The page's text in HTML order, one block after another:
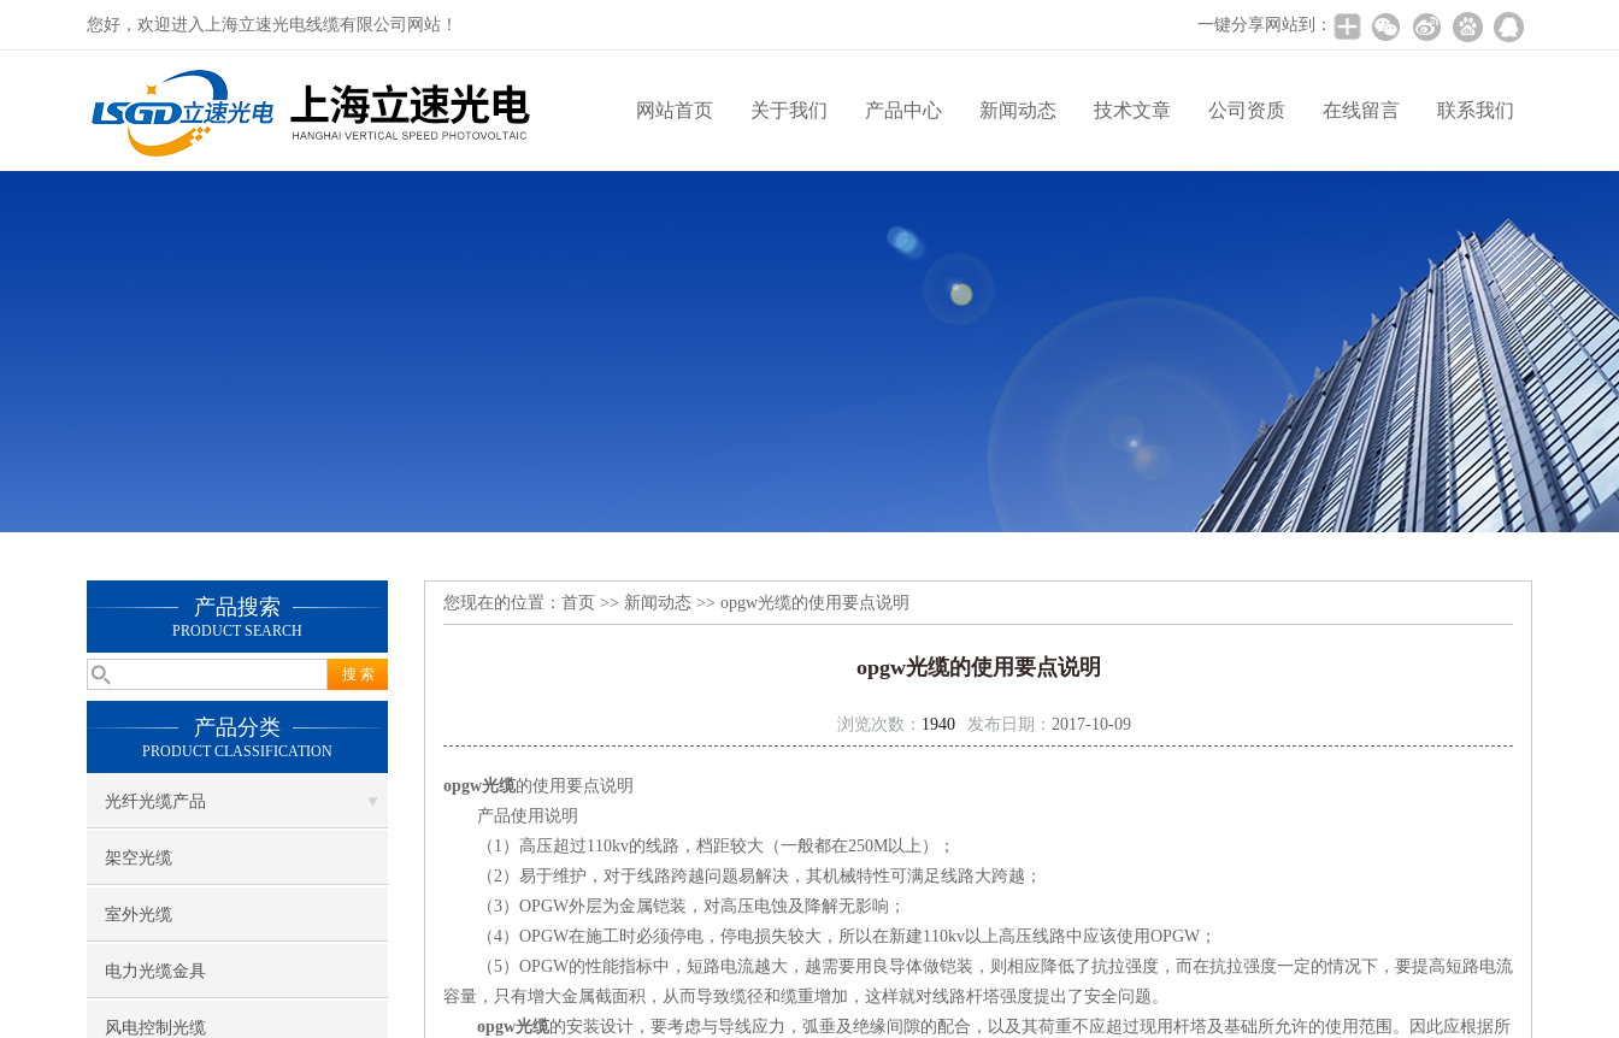
您好，欢迎进入上海立速光电线缆有限公司网站！ 一键分享网站到：
网站首页 关于我们 产品中心 新闻动态 技术文章 公司资质 在线留言 联系我们
产品搜索
PRODUCT SEARCH
产品分类
PRODUCT CLASSIFICATION
光纤光缆产品
架空光缆
室外光缆
电力光缆金具
风电控制光缆
您现在的位置： 首页 >> 新闻动态 >> opgw光缆的使用要点说明
opgw光缆的使用要点说明
浏览次数： 1940 发布日期： 2017-10-09
opgw光缆的使用要点说明
产品使用说明
（1）高压超过110kv的线路，档距较大（一般都在250M以上）；
（2）易于维护，对于线路跨越问题易解决，其机械特性可满足线路大跨越；
（3）OPGW外层为金属铠装，对高压电蚀及降解无影响；
（4）OPGW在施工时必须停电，停电损失较大，所以在新建110kv以上高压线路中应该使用OPGW；
（5）OPGW的性能指标中，短路电流越大，越需要用良导体做铠装，则相应降低了抗拉强度，而在抗拉强度一定的情况下，要提高短路电流
容量，只有增大金属截面积，从而导致缆径和缆重增加，这样就对线路杆塔强度提出了安全问题。
opgw光缆的安装设计，要考虑与导线应力，弧垂及绝缘间隙的配合，以及其荷重不应超过现用杆塔及基础所允许的使用范围。因此应根据所